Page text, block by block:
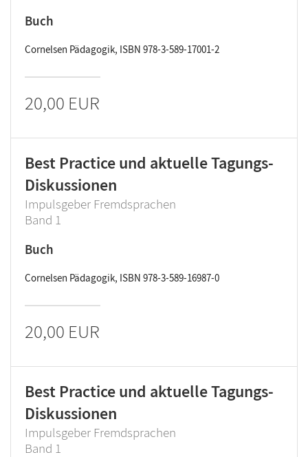
Buch
Cornelsen Pädagogik, ISBN 978-3-589-17001-2
20,00 EUR
Best Practice und aktuelle Tagungs-
Diskussionen
Impulsgeber Fremdsprachen
Band 1
Buch
Cornelsen Pädagogik, ISBN 978-3-589-16987-0
20,00 EUR
Best Practice und aktuelle Tagungs-
Diskussionen
Impulsgeber Fremdsprachen
Band 1